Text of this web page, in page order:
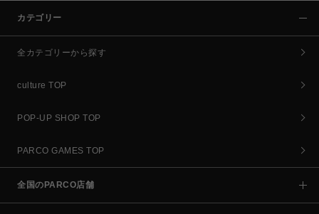
カテゴリー
全カテゴリーから探す
culture TOP
POP-UP SHOP TOP
PARCO GAMES TOP
全国のPARCO店舗